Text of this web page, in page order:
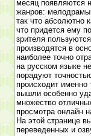
месяц появляются
жанров:
так что абсолютно
что придется ему
зрителя
производятся в
наиболее точно
на русском языке
порадуют
происходит именно
вышли особенно
множество
просмотра онлайн
На этой странице
переведенных и